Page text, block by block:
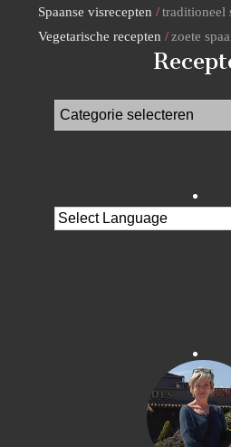
Spaanse visrecepten
traditioneel
Vegetarische recepten
zoete